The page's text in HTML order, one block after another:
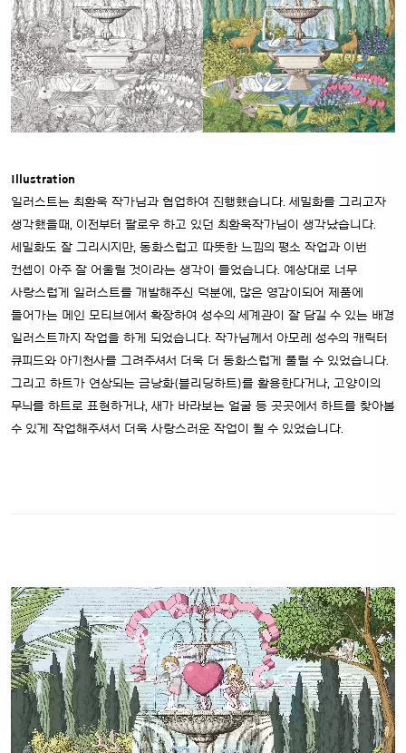
Illustration
일러스트는 최환욱 작가님과 협업하여 진행했습니다. 세밀화를 그리고자
생각했을때, 이전부터 팔로우 하고 있던 최환욱작가님이 생각났습니다.
세밀화도 잘 그리시지만, 동화스럽고 따뜻한 느낌의 평소 작업과 이번
컨셉이 아주 잘 어울릴 것이라는 생각이 들었습니다. 예상대로 너무
사랑스럽게 일러스트를 개발해주신 덕분에, 많은 영감이되어 제품에
들어가는 메인 모티브에서 확장하여 성수의 세계관이 잘 담길 수 있는 배경
일러스트까지 작업을 하게 되었습니다. 작가님께서 아모레 성수의 캐릭터
큐피드와 아기천사를 그려주셔서 더욱 더 동화스럽게 풀릴 수 있었습니다.
그리고 하트가 연상되는 금낭화(블리딩하트)를 활용한다거나, 고양이의
무늬를 하트로 표현하거나, 새가 바라보는 얼굴 등 곳곳에서 하트를 찾아볼
수 있게 작업해주셔서 더욱 사랑스러운 작업이 될 수 있었습니다.